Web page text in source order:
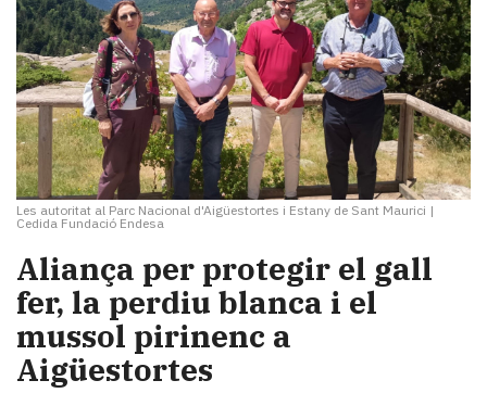
Les autoritat al Parc Nacional d'Aigüestortes i Estany de Sant Maurici |
Cedida Fundació Endesa
Aliança per protegir el gall
fer, la perdiu blanca i el
mussol pirinenc a
Aigüestortes